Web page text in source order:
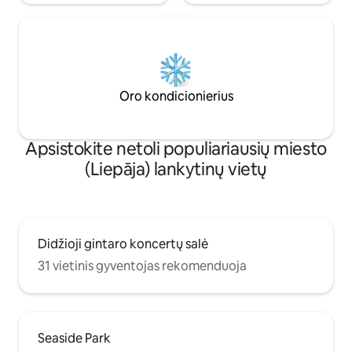
Oro kondicionierius
Apsistokite netoli populiariausių miesto
(Liepāja) lankytinų vietų
Didžioji gintaro koncertų salė
31 vietinis gyventojas rekomenduoja
Seaside Park